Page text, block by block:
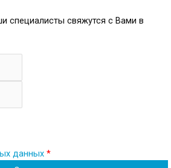
специалисты свяжутся с Вами в
данных *